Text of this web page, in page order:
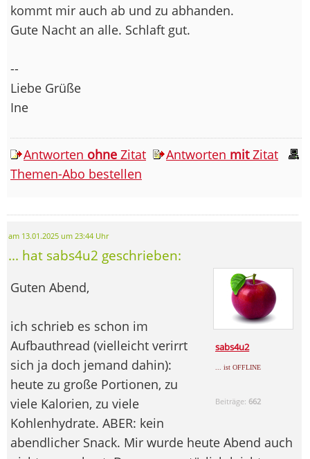
kommt mir auch ab und zu abhanden.
Gute Nacht an alle. Schlaft gut.
--
Liebe Grüße
Ine
Antworten ohne Zitat Antworten mitZitat
Themen-Abo bestellen
am 13.01.2025 um 23:44 Uhr
... hat sabs4u2 geschrieben:
sabs4u2
... ist OFFLINE
Beiträge: 662
Guten Abend,
ich schrieb es schon im
Aufbauthread (vielleicht verirrt
sich ja doch jemand dahin):
heute zu große Portionen, zu
viele Kalorien, zu viele
Kohlenhydrate. ABER: kein
abendlicher Snack. Mir wurde heute Abend auch